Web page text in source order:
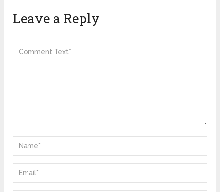
Leave a Reply